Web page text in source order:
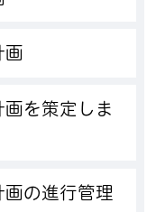
画
を策定しま
の進行管理